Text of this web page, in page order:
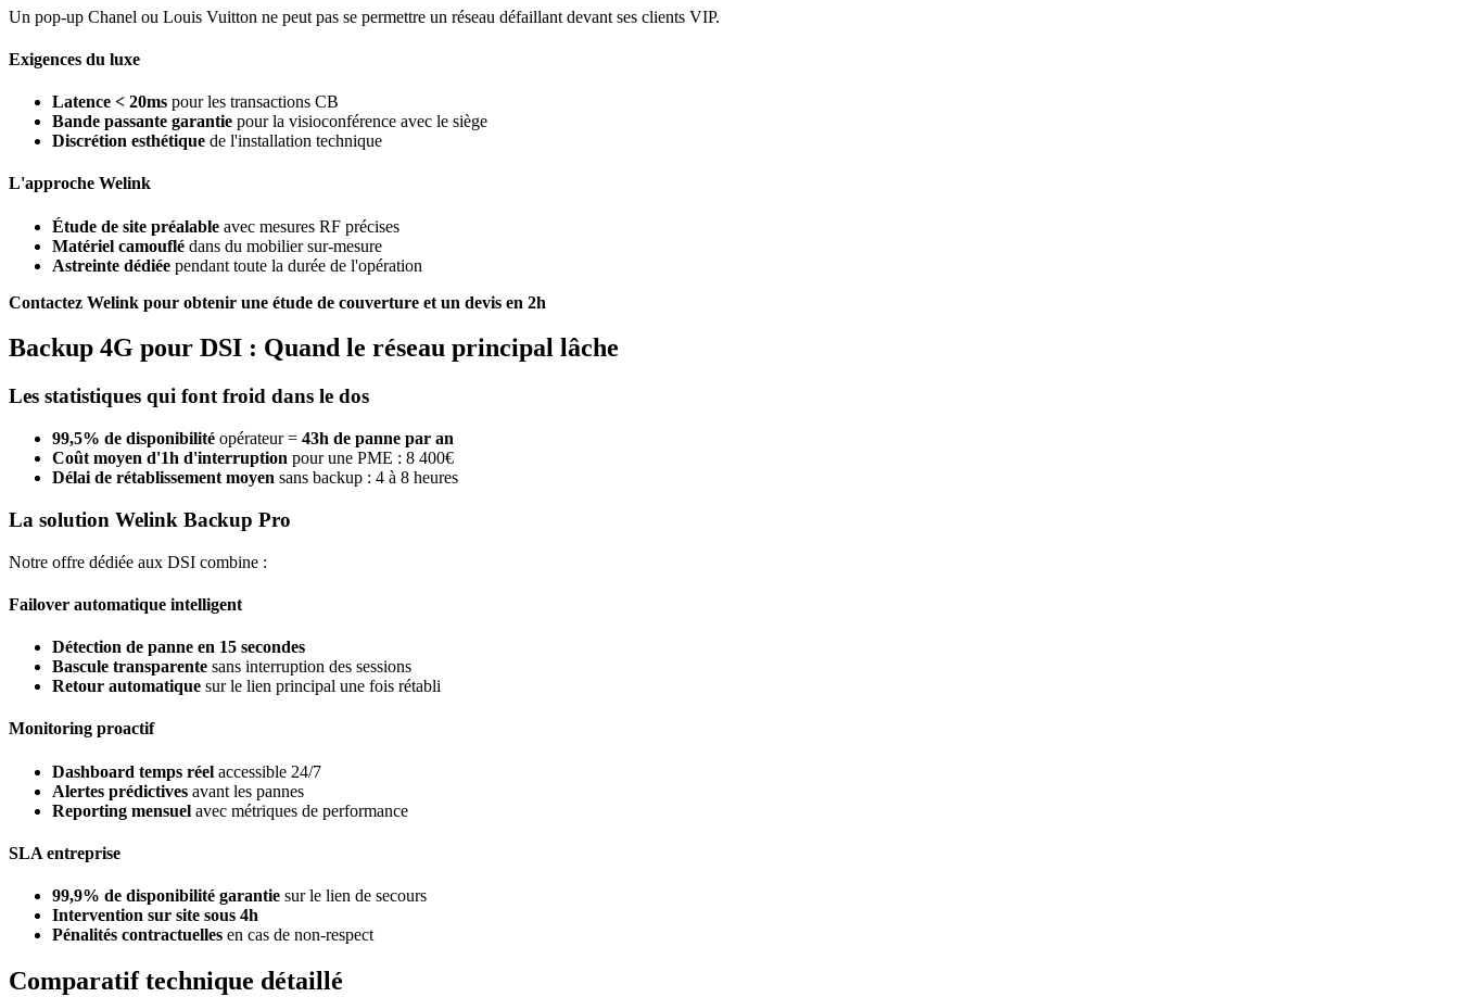
Un pop-up Chanel ou Louis Vuitton ne peut pas se permettre un réseau défaillant devant ses clients VIP.
Exigences du luxe
Latence < 20ms pour les transactions CB
Bande passante garantie pour la visioconférence avec le siège
Discrétion esthétique de l'installation technique
L'approche Welink
Étude de site préalable avec mesures RF précises
Matériel camouflé dans du mobilier sur-mesure
Astreinte dédiée pendant toute la durée de l'opération
Contactez Welink pour obtenir une étude de couverture et un devis en 2h
Backup 4G pour DSI : Quand le réseau principal lâche
Les statistiques qui font froid dans le dos
99,5% de disponibilité opérateur = 43h de panne par an
Coût moyen d'1h d'interruption pour une PME : 8 400€
Délai de rétablissement moyen sans backup : 4 à 8 heures
La solution Welink Backup Pro
Notre offre dédiée aux DSI combine :
Failover automatique intelligent
Détection de panne en 15 secondes
Bascule transparente sans interruption des sessions
Retour automatique sur le lien principal une fois rétabli
Monitoring proactif
Dashboard temps réel accessible 24/7
Alertes prédictives avant les pannes
Reporting mensuel avec métriques de performance
SLA entreprise
99,9% de disponibilité garantie sur le lien de secours
Intervention sur site sous 4h
Pénalités contractuelles en cas de non-respect
Comparatif technique détaillé